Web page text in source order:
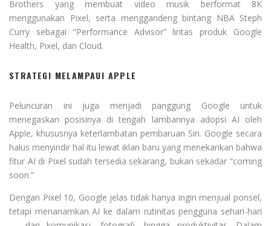
Brothers yang membuat video musik berformat 8K
menggunakan Pixel, serta menggandeng bintang NBA Steph
Curry sebagai “Performance Advisor” lintas produk Google
Health, Pixel, dan Cloud.
STRATEGI MELAMPAUI APPLE
Peluncuran ini juga menjadi panggung Google untuk
menegaskan posisinya di tengah lambannya adopsi AI oleh
Apple, khususnya keterlambatan pembaruan Siri. Google secara
halus menyindir hal itu lewat iklan baru yang menekankan bahwa
fitur AI di Pixel sudah tersedia sekarang, bukan sekadar “coming
soon.”
Dengan Pixel 10, Google jelas tidak hanya ingin menjual ponsel,
tetapi menanamkan AI ke dalam rutinitas pengguna sehari-hari